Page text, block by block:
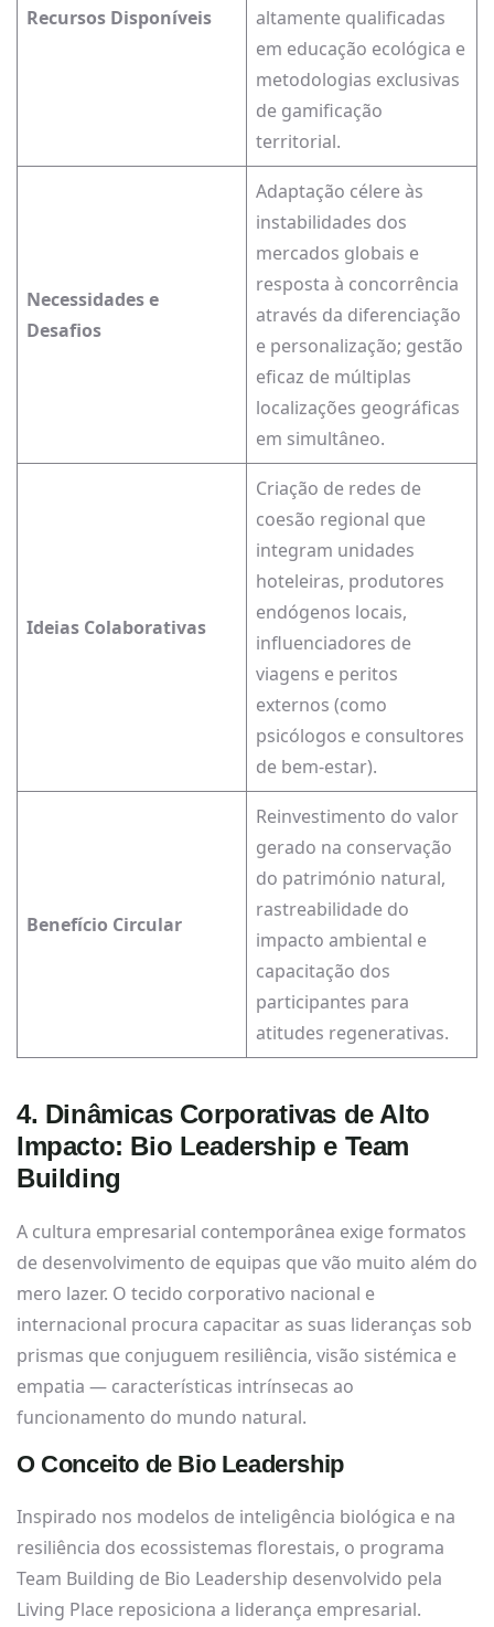
Recursos Disponíveis
altamente qualificadas
em educação ecológica e
metodologias exclusivas
de gamificação
territorial.
Necessidades e
Desafios
Adaptação célere às
instabilidades dos
mercados globais e
resposta à concorrência
através da diferenciação
e personalização; gestão
eficaz de múltiplas
localizações geográficas
em simultâneo.
Ideias Colaborativas
Criação de redes de
coesão regional que
integram unidades
hoteleiras, produtores
endógenos locais,
influenciadores de
viagens e peritos
externos (como
psicólogos e consultores
de bem-estar).
Benefício Circular
Reinvestimento do valor
gerado na conservação
do património natural,
rastreabilidade do
impacto ambiental e
capacitação dos
participantes para
atitudes regenerativas.
4. Dinâmicas Corporativas de Alto
Impacto: Bio Leadership e Team
Building
A cultura empresarial contemporânea exige formatos
de desenvolvimento de equipas que vão muito além do
mero lazer. O tecido corporativo nacional e
internacional procura capacitar as suas lideranças sob
prismas que conjuguem resiliência, visão sistémica e
empatia — características intrínsecas ao
funcionamento do mundo natural.
O Conceito de Bio Leadership
Inspirado nos modelos de inteligência biológica e na
resiliência dos ecossistemas florestais, o programa
Team Building de Bio Leadership desenvolvido pela
Living Place reposiciona a liderança empresarial.